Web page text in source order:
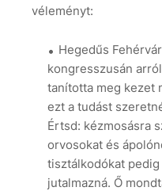
véleményt:
Hegedűs
kongresszusán
tanította meg kezet
ezt a tudást
Értsd: kézmosásra
orvosokat és
tisztálkodókat
jutalmazná. Ő